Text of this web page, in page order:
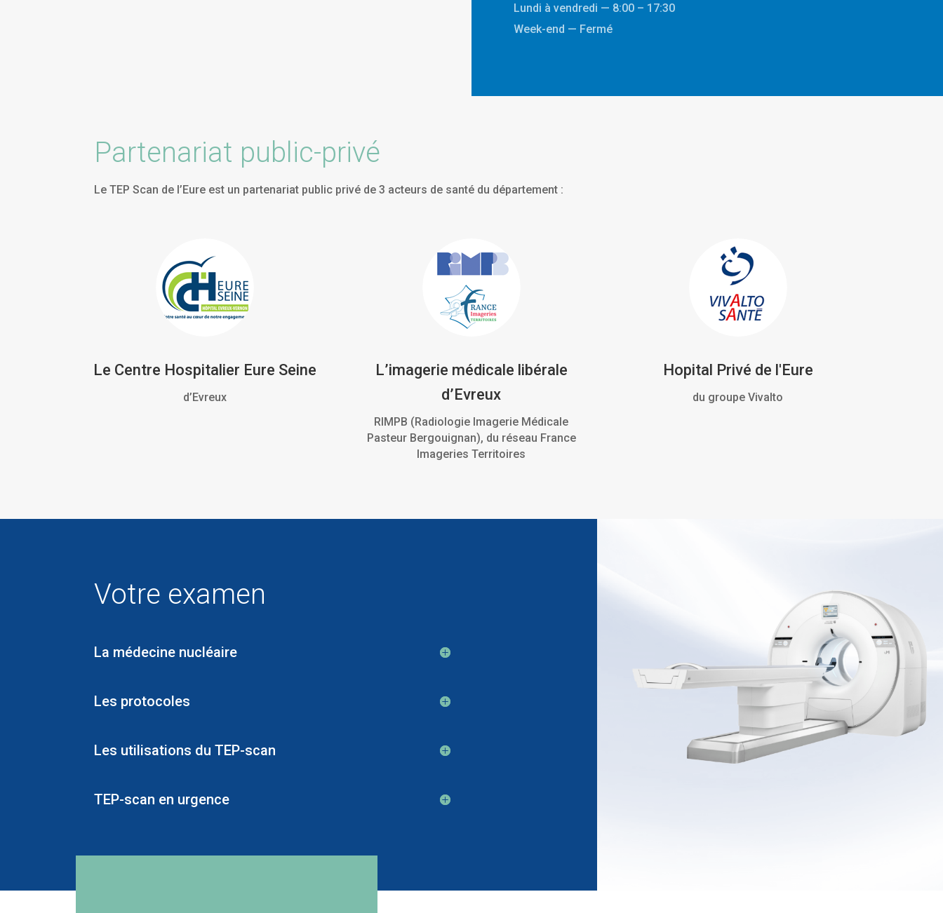
Lundi à vendredi — 8:00 – 17:30
Week-end — Fermé
Partenariat public-privé
Le TEP Scan de l’Eure est un partenariat public privé de 3 acteurs de santé du département :
Le Centre Hospitalier Eure Seine
d’Evreux
L’imagerie médicale libérale
d’Evreux
RIMPB (Radiologie Imagerie Médicale
Pasteur Bergouignan), du réseau France
Imageries Territoires
Hopital Privé de l'Eure
du groupe Vivalto
Votre examen
La médecine nucléaire
Les protocoles
Les utilisations du TEP-scan
TEP-scan en urgence